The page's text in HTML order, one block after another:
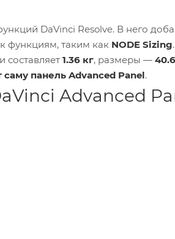
DaVinci Resolve. В него
функциям, таким как NODE Sizing.
составляет 1.36 кг, размеры —
панель Advanced Panel.
Advanced